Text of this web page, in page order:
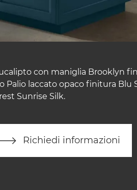
con maniglia Brooklyn
Palio laccato opaco finitura Blu
Sunrise Silk.
Richiedi informazioni